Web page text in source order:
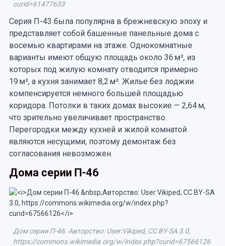
curid=61477633
Серия П-43 была популярна в брежневскую эпоху и
представляет собой башенные панельные дома с
восемью квартирами на этаже. Однокомнатные
варианты имеют общую площадь около 36 м², из
которых под жилую комнату отводится примерно
19 м², а кухня занимает 8,2 м². Жилье без лоджии
компенсируется немного большей площадью
коридора. Потолки в таких домах высокие — 2,64 м,
что зрительно увеличивает пространство.
Перегородки между кухней и жилой комнатой
являются несущими, поэтому демонтаж без
согласования невозможен.
Дома серии П-46
Дом серии П-46. Авторство: User:Vikiped, CC BY-SA 3.0,
https://commons.wikimedia.org/w/index.php?curid=67566126